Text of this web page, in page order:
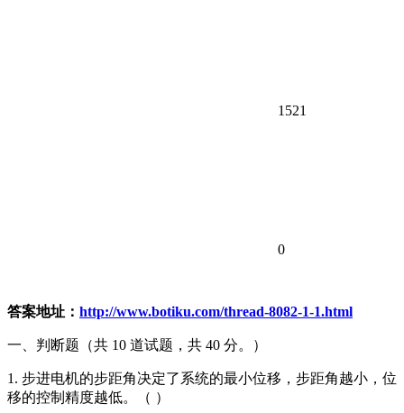
1521
0
答案地址： http://www.botiku.com/thread-8082-1-1.html
一、判断题（共 10 道试题，共 40 分。）
1. 步进电机的步距角决定了系统的最小位移，步距角越小，位
移的控制精度越低。（ ）